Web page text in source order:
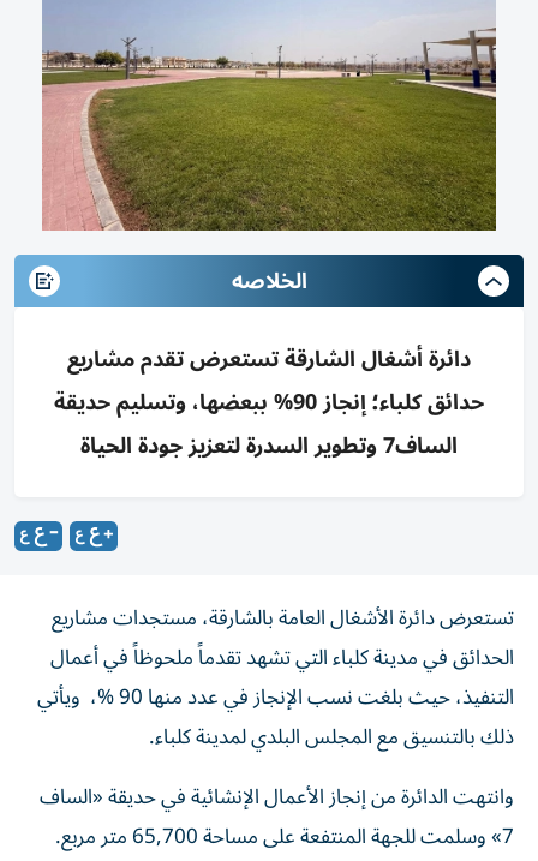
الخلاصه
دائرة أشغال الشارقة تستعرض تقدم مشاريع
حدائق كلباء؛ إنجاز 90% ببعضها، وتسليم حديقة
الساف7 وتطوير السدرة لتعزيز جودة الحياة
تستعرض دائرة الأشغال العامة بالشارقة، مستجدات مشاريع
الحدائق في مدينة كلباء التي تشهد تقدماً ملحوظاً في أعمال
التنفيذ، حيث بلغت نسب الإنجاز في عدد منها 90 %، ويأتي
ذلك بالتنسيق مع المجلس البلدي لمدينة كلباء.
وانتهت الدائرة من إنجاز الأعمال الإنشائية في حديقة «الساف
7» وسلمت للجهة المنتفعة على مساحة 65,700 متر مربع.